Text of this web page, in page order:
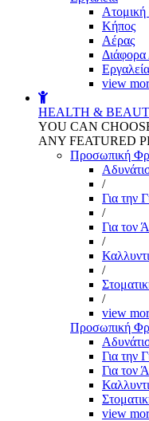
Kήπος
Αέρας
view
HEALTH &
YOU CAN
ANY FEATURED
Προσωπική
/
Για την
/
Για τον
/
/
/
view
Προσωπική
Για την
Για τον
view